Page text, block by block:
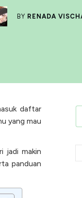
BY RENADA
daftar
yang mau
jadi makin
panduan